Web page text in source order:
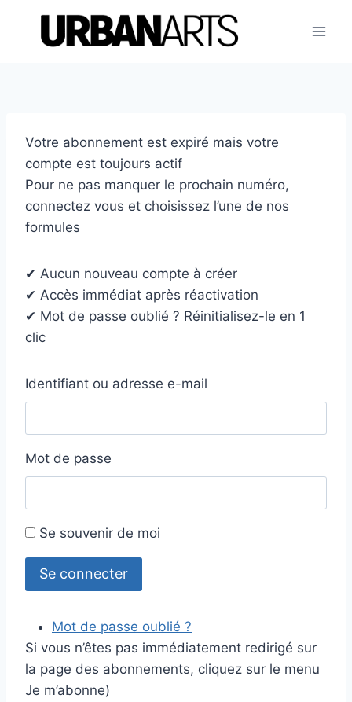
contenu
Votre abonnement est expiré mais votre
compte est toujours actif
Pour ne pas manquer le prochain numéro,
connectez vous et choisissez l’une de nos
formules
✔ Aucun nouveau compte à créer
✔ Accès immédiat après réactivation
✔ Mot de passe oublié ? Réinitialisez-le en 1
clic
Identifiant ou adresse e-mail
Mot de passe
Se souvenir de moi
Se connecter
Mot de passe oublié ?
Si vous n’êtes pas immédiatement redirigé sur
la page des abonnements, cliquez sur le menu
Je m’abonne)